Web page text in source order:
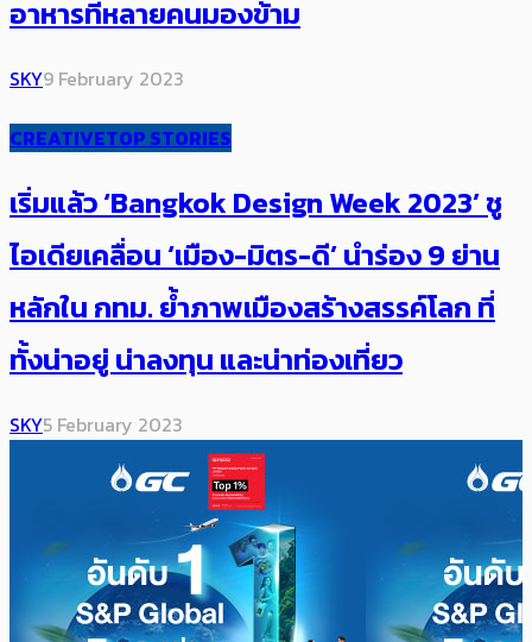
อาหารที่หลายคนมองข้าม
SKY9 February 2023
CREATIVETOP STORIES
เริ่มแล้ว ‘Bangkok Design Week 2023’ ชู
ไอเดียเคลื่อน ‘เมือง-มิตร-ดี’ นำร่อง 9 ย่าน
หลักใน กทม. ย้ำภาพเมืองสร้างสรรค์โลก ที่
ทั้งน่าอยู่ น่าลงทุน และน่าท่องเที่ยว
SKY5 February 2023